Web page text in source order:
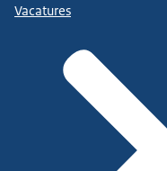
Vacatures